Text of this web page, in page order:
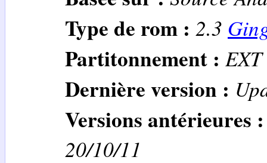
Type de rom : 2.3
Partitonnement : EXT
Dernière version :
Versions antérieures :
20/10/11